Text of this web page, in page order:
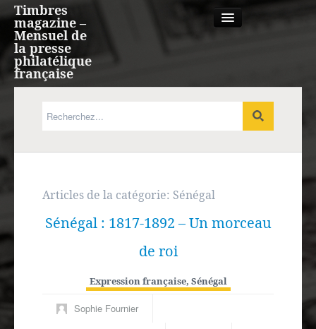
Timbres
magazine –
Mensuel de
la presse
philatélique
française
Expression française
Europe
Autres spécialités
Articles de la catégorie: Sénégal
Sénégal : 1817-1892 – Un morceau
de roi
Expression française, Sénégal
Sophie Fournier